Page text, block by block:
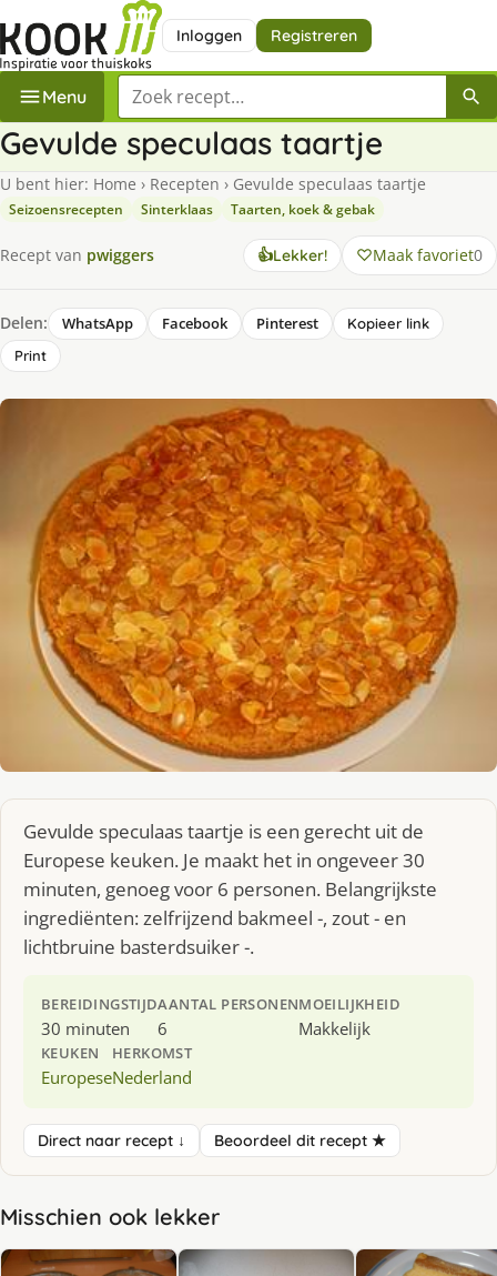
Inloggen Registreren
Menu Zoek een recept
Gevulde speculaas taartje
U bent hier: Home › Recepten › Gevulde speculaas taartje
Seizoensrecepten Sinterklaas Taarten, koek & gebak
Recept van pwiggers 👍Lekker! Maak favoriet0
Delen: WhatsApp Facebook Pinterest
Kopieer link
Print
Gevulde speculaas taartje is een gerecht uit de
Europese keuken. Je maakt het in ongeveer 30
minuten, genoeg voor 6 personen. Belangrijkste
ingrediënten: zelfrijzend bakmeel -, zout - en
lichtbruine basterdsuiker -.
BEREIDINGSTIJD
30 minuten
AANTAL PERSONEN
6
MOEILIJKHEID
Makkelijk
KEUKEN
Europese
HERKOMST
Nederland
Direct naar recept ↓ Beoordeel dit recept ★
Misschien ook lekker